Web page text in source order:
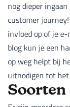
nog dieper
customer
invloed op of je
blog kun je een
op weg helpt bij
uitnodigen tot